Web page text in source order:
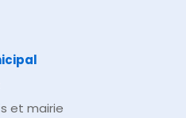
et mairie